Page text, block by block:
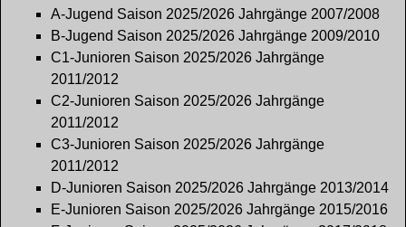
A-Jugend Saison 2025/2026 Jahrgänge 2007/2008
B-Jugend Saison 2025/2026 Jahrgänge 2009/2010
C1-Junioren Saison 2025/2026 Jahrgänge
2011/2012
C2-Junioren Saison 2025/2026 Jahrgänge
2011/2012
C3-Junioren Saison 2025/2026 Jahrgänge
2011/2012
D-Junioren Saison 2025/2026 Jahrgänge 2013/2014
E-Junioren Saison 2025/2026 Jahrgänge 2015/2016